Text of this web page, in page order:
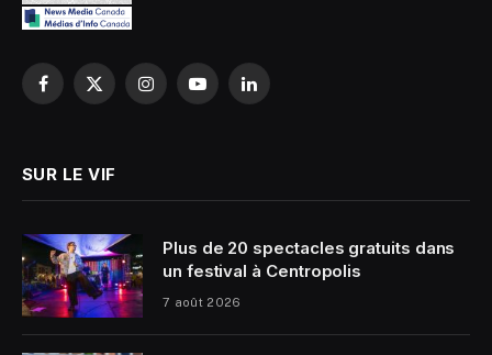
Facebook
X
InstagramYouTubeLinkedIn
SUR LE VIF
Plus de 20 spectacles gratuits dans
un festival à Centropolis
7 août 2026